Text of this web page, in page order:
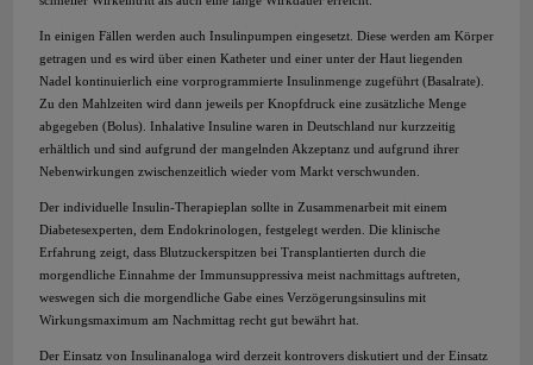
In einigen Fällen werden auch Insulinpumpen eingesetzt. Diese werden am Körper
getragen und es wird über einen Katheter und einer unter der Haut liegenden
Nadel kontinuierlich eine vorprogrammierte Insulinmenge zugeführt (Basalrate).
Zu den Mahlzeiten wird dann jeweils per Knopfdruck eine zusätzliche Menge
abgegeben (Bolus). Inhalative Insuline waren in Deutschland nur kurzzeitig
erhältlich und sind aufgrund der mangelnden Akzeptanz und aufgrund ihrer
Nebenwirkungen zwischenzeitlich wieder vom Markt verschwunden.
Der individuelle Insulin-Therapieplan sollte in Zusammenarbeit mit einem
Diabetesexperten, dem Endokrinologen, festgelegt werden. Die klinische
Erfahrung zeigt, dass Blutzuckerspitzen bei Transplantierten durch die
morgendliche Einnahme der Immunsuppressiva meist nachmittags auftreten,
weswegen sich die morgendliche Gabe eines Verzögerungsinsulins mit
Wirkungsmaximum am Nachmittag recht gut bewährt hat.
Der Einsatz von Insulinanaloga wird derzeit kontrovers diskutiert und der Einsatz